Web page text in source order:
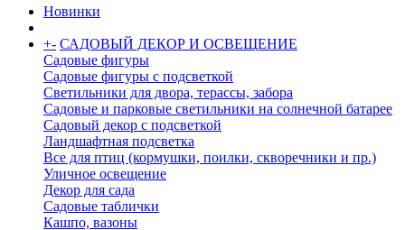
Новинки
+- САДОВЫЙ ДЕКОР И ОСВЕЩЕНИЕ
Садовые фигуры
Садовые фигуры с подсветкой
Светильники для двора, терассы, забора
Садовые и парковые светильники на солнечной батарее
Садовый декор с подсветкой
Ландшафтная подсветка
Все для птиц (кормушки, поилки, скворечники и пр.)
Уличное освещение
Декор для сада
Садовые таблички
Кашпо, вазоны